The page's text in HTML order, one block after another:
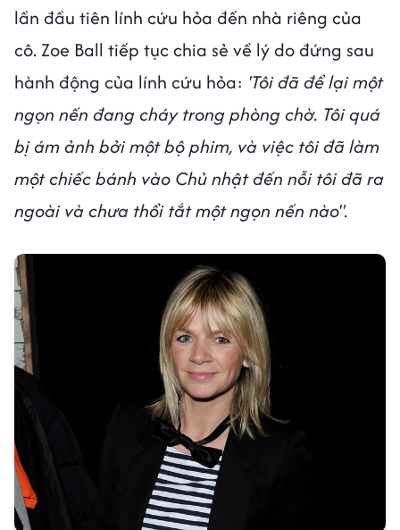
lần đầu tiên lính cứu hỏa đến nhà riêng của
cô. Zoe Ball tiếp tục chia sẻ về lý do đứng sau
hành động của lính cứu hỏa: 'Tôi đã để lại một
ngọn nến đang cháy trong phòng chờ. Tôi quá
bị ám ảnh bởi một bộ phim, và việc tôi đã làm
một chiếc bánh vào Chủ nhật đến nỗi tôi đã ra
ngoài và chưa thổi tắt một ngọn nến nào".